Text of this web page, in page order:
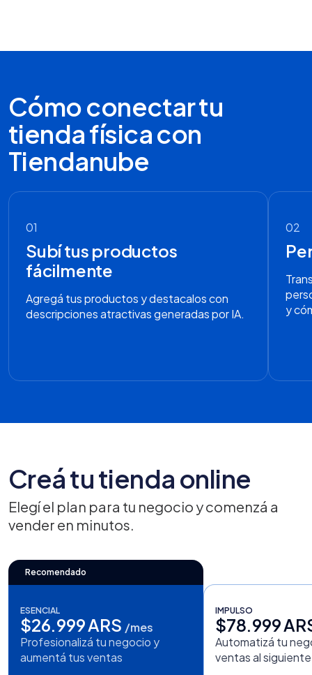
Cómo conectar tu
tienda física con
Tiendanube
01
Subí tus productos
fácilmente
Agregá tus productos y destacalos con
descripciones atractivas generadas por IA.
02
y
Creá tu tienda online
Elegí el plan para tu negocio y comenzá a
vender en minutos.
Recomendado
ESENCIAL
$26.999 ARS /mes
Profesionalizá tu negocio y
aumentá tus ventas
IMPULSO
$78.999
Automatizá tu
ventas al